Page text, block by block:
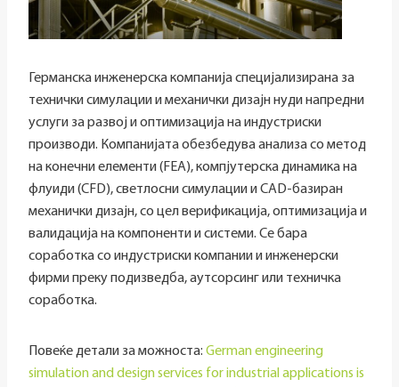
Германска инженерска компанија специјализирана за
технички симулации и механички дизајн нуди напредни
услуги за развој и оптимизација на индустриски
производи. Компанијата обезбедува анализа со метод
на конечни елементи (FEA), компјутерска динамика на
флуиди (CFD), светлосни симулации и CAD-базиран
механички дизајн, со цел верификација, оптимизација и
валидација на компоненти и системи. Се бара
соработка со индустриски компании и инженерски
фирми преку подизведба, аутсорсинг или техничка
соработка.
Повеќе детали за можноста: German engineering
simulation and design services for industrial applications is